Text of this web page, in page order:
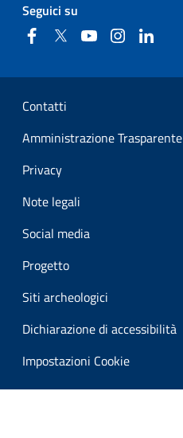
Seguici su
FacebookTwitter YouTubeInstagram
Sezione Link Utili
Contatti
Amministrazione Trasparente
Privacy
Note legali
Social media
Progetto
Siti archeologici
Dichiarazione di accessibilità
Impostazioni Cookie